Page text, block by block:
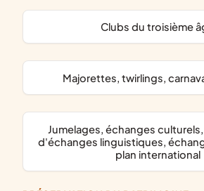
clubs du troisième
majorettes, twirlings,
jumelages, échanges culturels, organisation
d'échanges linguistiques,
plan international